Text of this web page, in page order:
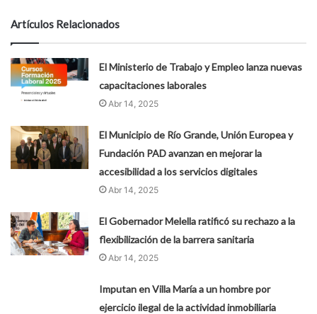
Artículos Relacionados
El Ministerio de Trabajo y Empleo lanza nuevas
capacitaciones laborales
Abr 14, 2025
El Municipio de Río Grande, Unión Europea y
Fundación PAD avanzan en mejorar la
accesibilidad a los servicios digitales
Abr 14, 2025
El Gobernador Melella ratificó su rechazo a la
flexibilización de la barrera sanitaria
Abr 14, 2025
Imputan en Villa María a un hombre por
ejercicio ilegal de la actividad inmobiliaria